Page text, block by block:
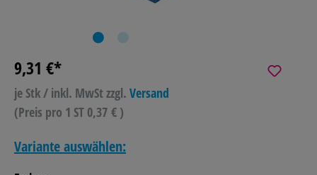
9,31 €*
je Stk / inkl. MwStzzgl. Versand
(Preis pro 1 ST 0,37 € )
Variante auswählen: